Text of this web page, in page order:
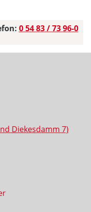
0 54 83 / 73 96-0
Diekesdamm 7)